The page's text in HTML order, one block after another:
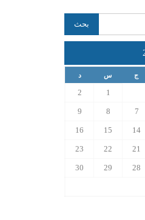
ج س د
1
2
7
8
9
14
15
16
21
22
23
28
29
30